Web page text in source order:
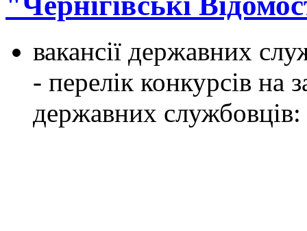
вакансії державних
- перелік конкурсів на
державних службовців: